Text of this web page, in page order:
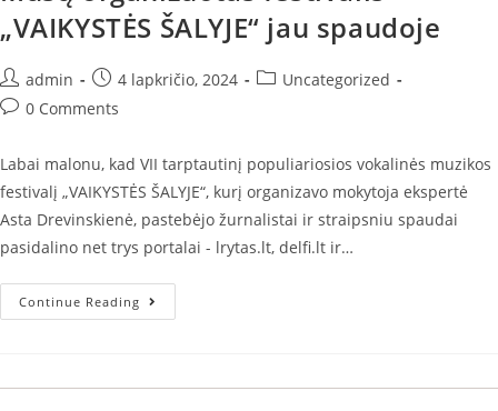
„VAIKYSTĖS ŠALYJE“ jau spaudoje
admin 4 lapkričio, 2024
Uncategorized
0 Comments
Labai malonu, kad VII tarptautinį populiariosios vokalinės muzikos
festivalį „VAIKYSTĖS ŠALYJE“, kurį organizavo mokytoja ekspertė
Asta Drevinskienė, pastebėjo žurnalistai ir straipsniu spaudai
pasidalino net trys portalai - lrytas.lt, delfi.lt ir…
Continue Reading